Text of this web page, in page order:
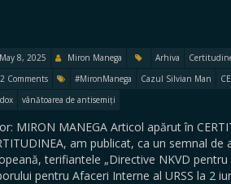
May 8, 2025 Miron Manega Arhiva
2 Comments
#MironManega Cazul Silvian Man
vânătoarea de antisemiți
MIRON MANEGA Articol apărut în
am publicat, ca un semnal
terifiantele „Directive NKVD
pentru Afaceri Interne al URSS la 2